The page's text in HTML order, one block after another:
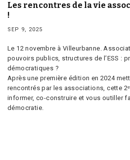
Les rencontres de la vie
!
SEP 9, 2025
Le 12 novembre à Villeurbanne.
pouvoirs publics, structures de l’ESS :
démocratiques ?
Après une première édition en 2024
rencontrés par les associations, cette
informer, co-construire et vous outiller
démocratie.